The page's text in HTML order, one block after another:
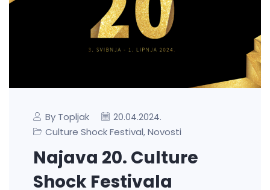
By Topljak 20.04.2024.
Culture Shock Festival, Novosti
Najava 20. Culture
Shock Festivala